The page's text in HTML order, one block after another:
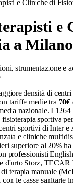
e Cliniche di
e
a
strumentazione e
densità di
tariffe medie tra 70€
nazionale. I
sportiva
sportivi di Inter e
e cliniche
superiore al 20% ha
professionisti
d'urto Storz, TECAR
terapia manuale
le casse sanitarie